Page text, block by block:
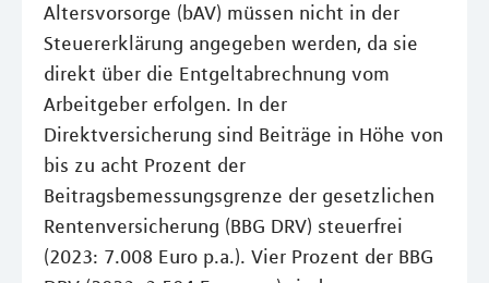
Altersvorsorge (bAV) müssen nicht in der
Steuererklärung angegeben werden, da sie
direkt über die Entgeltabrechnung vom
Arbeitgeber erfolgen. In der
Direktversicherung sind Beiträge in Höhe von
bis zu acht Prozent der
Beitragsbemessungsgrenze der gesetzlichen
Rentenversicherung (BBG DRV) steuerfrei
(2023: 7.008 Euro p.a.). Vier Prozent der BBG